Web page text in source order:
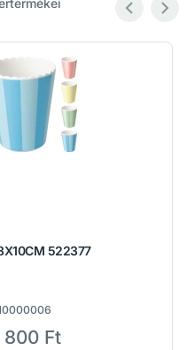
522377
800 Ft